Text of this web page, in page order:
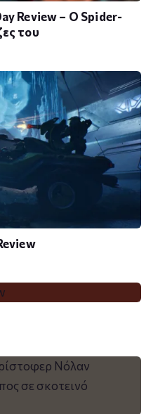
Review – Ο Spider-
του